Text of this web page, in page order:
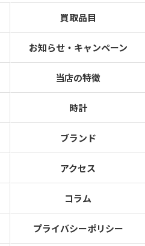
買取品目
お知らせ・キャンペーン
当店の特徴
時計
ブランド
アクセス
コラム
プライバシーポリシー